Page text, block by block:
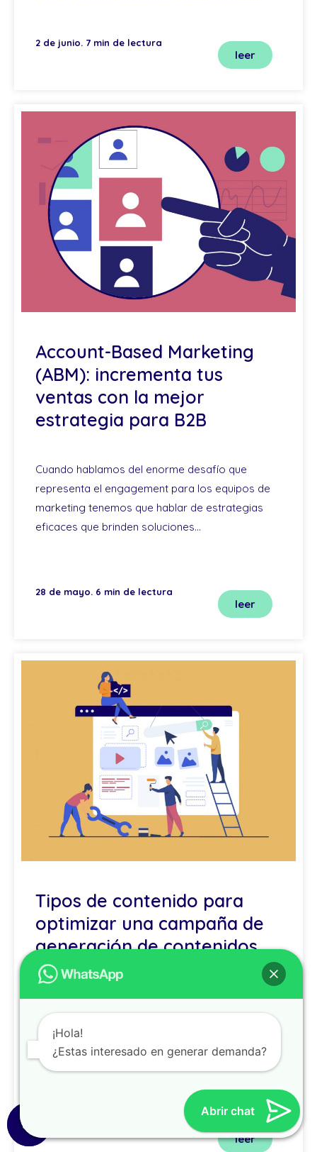
2 de junio. 7 min de lectura
leer
Account-Based Marketing
(ABM): incrementa tus
ventas con la mejor
estrategia para B2B
Cuando hablamos del enorme desafío que
representa el engagement para los equipos de
marketing tenemos que hablar de estrategias
eficaces que brinden soluciones…
28 de mayo. 6 min de lectura
leer
Tipos de contenido para
optimizar una campaña de
generación de contenidos
solamente como una forma de identificar a los
potenciales clientes de un producto o servicio
para, de esta manera, venderles algo de una
marca…
leer
¡Hola!
¿Estas interesado en generar demanda?
Abrir chat